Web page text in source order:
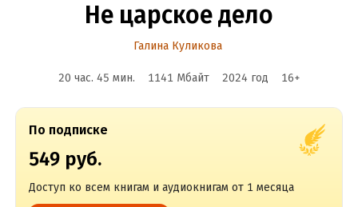
Не царское дело
Галина Куликова
20 час. 45 мин. 1141 Мбайт 2024 год 16+
По подписке
549 руб.
Доступ ко всем книгам и аудиокнигам от 1 месяца